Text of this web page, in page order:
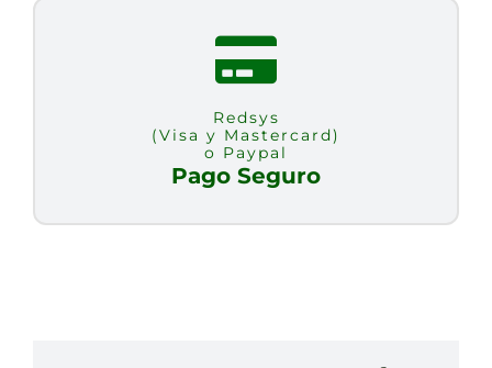
Redsys
(Visa y Mastercard)
o Paypal
Pago Seguro